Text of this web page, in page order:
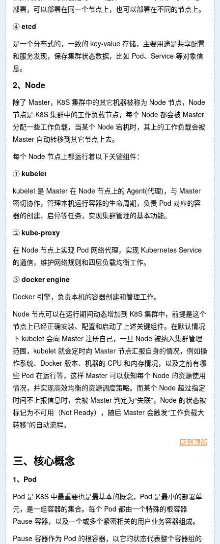
部署，可以部署在同一个节点上，也可以部署在不同的节点上。
④ etcd
是一个分布式的，一致的 key-value 存储，主要用途是共享配置
和服务发现，保存集群状态数据，比如 Pod、Service 等对象信
息。
2、Node
除了 Master，K8S 集群中的其它机器被称为 Node 节点，Node
节点是 K8S 集群中的工作负载节点，每个 Node 都会被 Master
分配一些工作负载，当某个 Node 宕机时，其上的工作负载会被
Master 自动转移到其它节点上去。
每个 Node 节点上都运行着以下关键组件：
① kubelet
kubelet 是 Master 在 Node 节点上的 Agent(代理)，与 Master
密切协作，管理本机运行容器的生命周期，负责 Pod 对应的容
器的创建、启停等任务，实现集群管理的基本功能。
② kube-proxy
在 Node 节点上实现 Pod 网络代理，实现 Kubernetes Service
的通信，维护网络规则和四层负载均衡工作。
③ docker engine
Docker 引擎，负责本机的容器创建和管理工作。
Node 节点可以在运行期间动态增加到 K8S 集群中，前提是这个
节点上已经正确安装、配置和启动了上述关键组件。在默认情况
下 kubelet 会向 Master 注册自己，一旦 Node 被纳入集群管理
范围，kubelet 就会定时向 Master 节点汇报自身的情况，例如操
作系统、Docker 版本、机器的 CPU 和内存情况，以及之前有哪
些 Pod 在运行等，这样 Master 可以获知每个 Node 的资源使用
情况，并实现高效均衡的资源调度策略。而某个 Node 超过指定
时间不上报信息时，会被 Master 判定为“失联”，Node 的状态被
标记为不可用（Not Ready），随后 Master 会触发“工作负载大
转移”的自动流程。
回到顶部
三、核心概念
1、Pod
Pod 是 K8S 中最重要也是最基本的概念，Pod 是最小的部署单
元，是一组容器的集合。每个 Pod 都由一个特殊的根容器
Pause 容器，以及一个或多个紧密相关的用户业务容器组成。
Pause 容器作为 Pod 的根容器，以它的状态代表整个容器组的